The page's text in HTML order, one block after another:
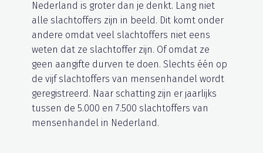
Nederland is groter dan je denkt. Lang niet
alle slachtoffers zijn in beeld. Dit komt onder
andere omdat veel slachtoffers niet eens
weten dat ze slachtoffer zijn. Of omdat ze
geen aangifte durven te doen. Slechts één op
de vijf slachtoffers van mensenhandel wordt
geregistreerd. Naar schatting zijn er jaarlijks
tussen de 5.000 en 7.500 slachtoffers van
mensenhandel in Nederland.